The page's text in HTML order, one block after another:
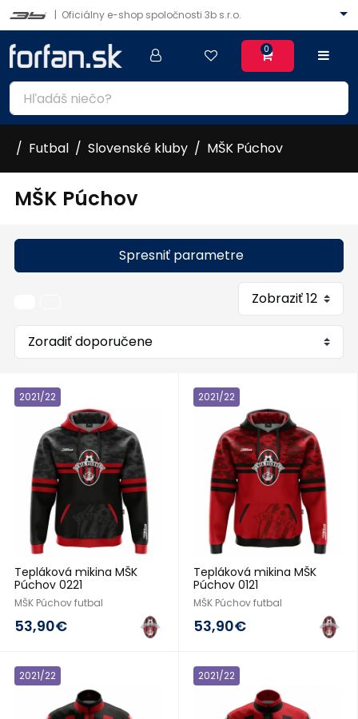
| Oficiálny e-shop spoločnosti 3b s.r.o.
0
Futbal Slovenské kluby MŠK Púchov
MŠK Púchov
Spresniť parametre
2021/22
Tepláková mikina MŠK
Púchov 0221
MŠK Púchov futbal
53,90€
2021/22
Tepláková mikina MŠK
Púchov 0121
MŠK Púchov futbal
53,90€
2021/22 2021/22